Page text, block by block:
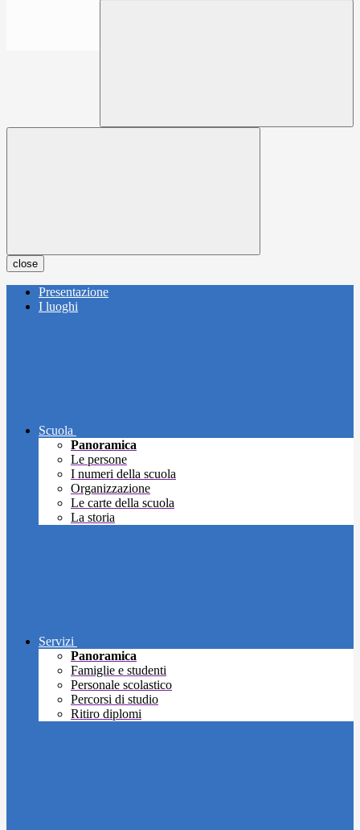
close
Presentazione
I luoghi
Scuola
Panoramica
Le persone
I numeri della scuola
Organizzazione
Le carte della scuola
La storia
Servizi
Panoramica
Famiglie e studenti
Personale scolastico
Percorsi di studio
Ritiro diplomi